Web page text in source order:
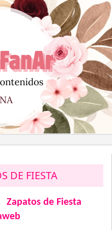
DE FIESTA
Zapatos de Fiesta